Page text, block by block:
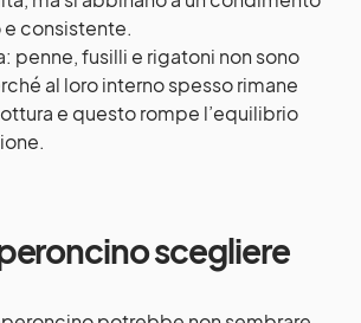
consistente.
penne, fusilli e rigatoni non sono
al loro interno spesso rimane
e questo rompe l’equilibrio
scegliere